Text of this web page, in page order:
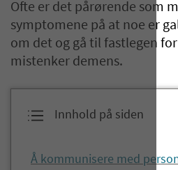
Ofte er det pårørende som
symptomene på at noe er
om det og gå til fastlegen
mistenker demens.
Innhold på siden
Å kommunisere med